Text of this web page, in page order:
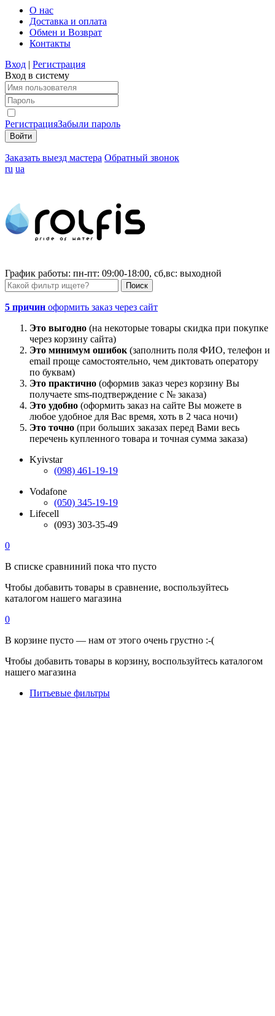
О нас
Доставка и оплата
Обмен и Возврат
Контакты
Вход | Регистрация
Вход в систему
РегистрацияЗабыли пароль
Заказать выезд мастера Обратный звонок
ru ua
График работы: пн-пт: 09:00-18:00, сб,вс: выходной
5 причин оформить заказ через сайт
Это выгодно (на некоторые товары скидка при покупке
через корзину сайта)
Это минимум ошибок (заполнить поля ФИО, телефон и
email проще самостоятельно, чем диктовать оператору
по буквам)
Это практично (оформив заказ через корзину Вы
получаете sms-подтверждение с № заказа)
Это удобно (оформить заказ на сайте Вы можете в
любое удобное для Вас время, хоть в 2 часа ночи)
Это точно (при больших заказах перед Вами весь
перечень купленного товара и точная сумма заказа)
Kyivstar
(098) 461-19-19
Vodafone
(050) 345-19-19
Lifecell
(093) 303-35-49
0
В списке сравниний пока что пусто
Чтобы добавить товары в сравнение, воспользуйтесь
каталогом нашего магазина
0
В корзине пусто — нам от этого очень грустно :-(
Чтобы добавить товары в корзину, воспользуйтесь каталогом
нашего магазина
Питьевые фильтры